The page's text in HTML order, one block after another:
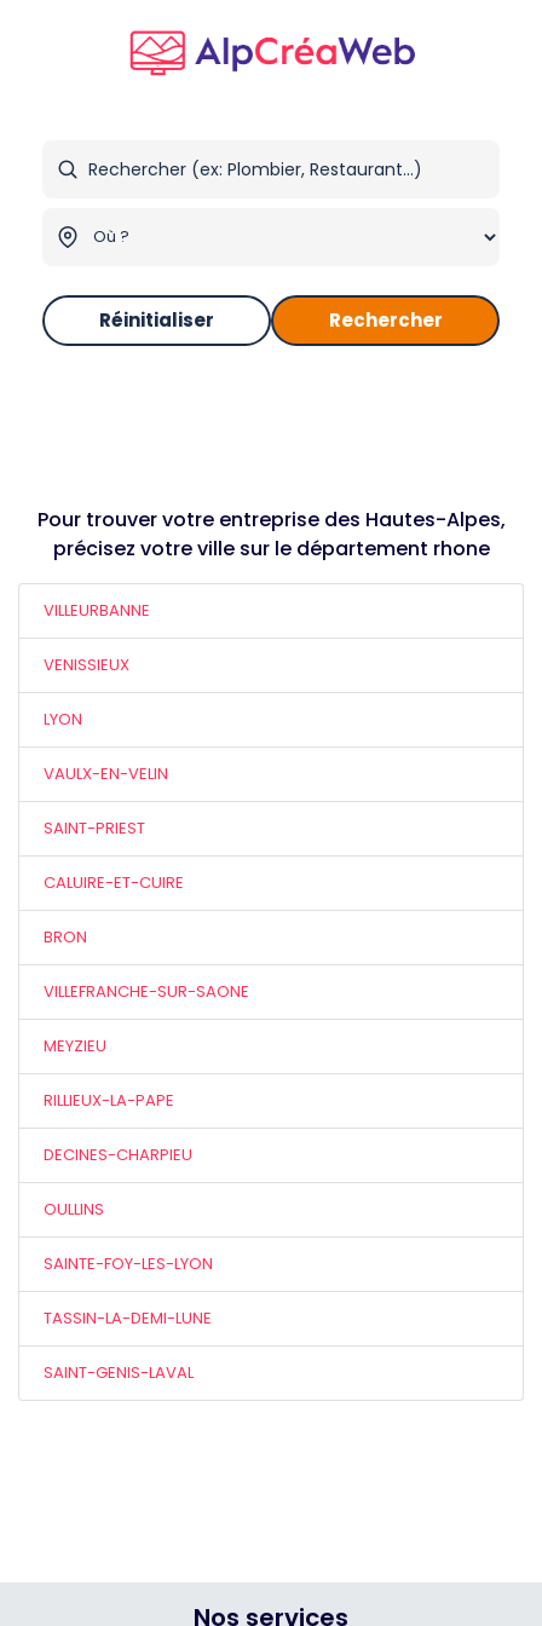
Réinitialiser Rechercher
Pour trouver votre entreprise des Hautes-Alpes,
précisez votre ville sur le département rhone
VILLEURBANNE
VENISSIEUX
LYON
VAULX-EN-VELIN
SAINT-PRIEST
CALUIRE-ET-CUIRE
BRON
VILLEFRANCHE-SUR-SAONE
MEYZIEU
RILLIEUX-LA-PAPE
DECINES-CHARPIEU
OULLINS
SAINTE-FOY-LES-LYON
TASSIN-LA-DEMI-LUNE
SAINT-GENIS-LAVAL
Nos services